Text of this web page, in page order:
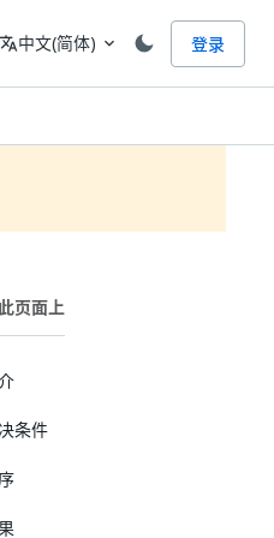
translate中文(简体) expand_more 登录
页面上
条件